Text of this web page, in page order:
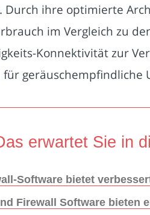
Durch ihre optimierte
im Vergleich zu
Konnektivität zur
geräuschempfindliche
erwartet Sie in
Software bietet
Firewall Software bieten